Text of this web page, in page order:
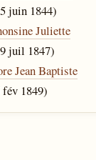
juin 1844)
Juliette
juil 1847)
Jean Baptiste
1849)